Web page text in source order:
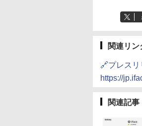
関連リン
🔗プレスリ
https://
関連記事